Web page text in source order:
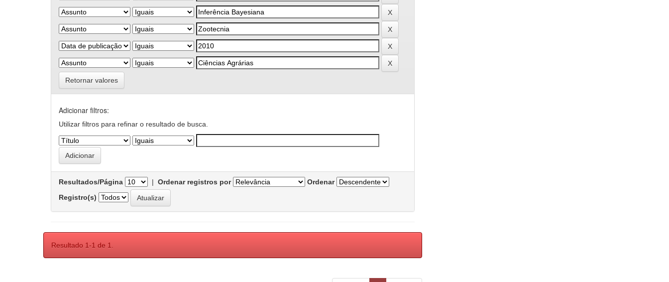
Retornar valores
Adicionar filtros:
Utilizar filtros para refinar o resultado de busca.
Resultados/Página | Ordenar registros por
Ordenar
Registro(s)
Resultado 1-1 de 1.